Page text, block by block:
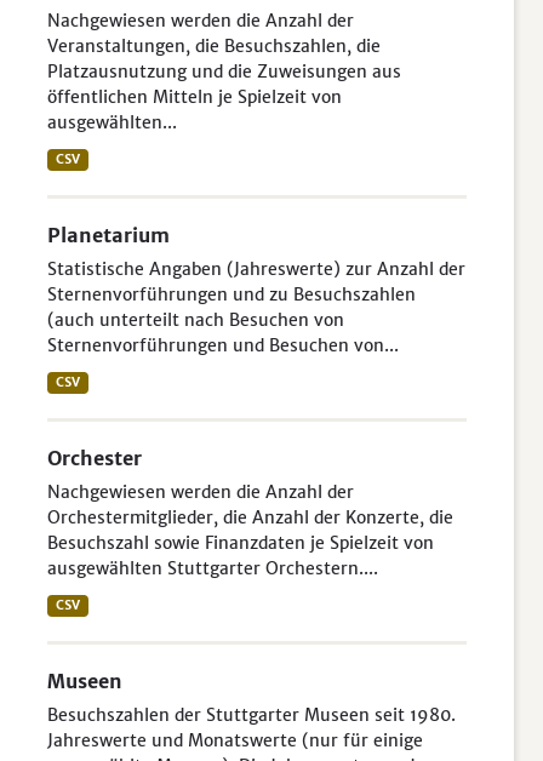
Nachgewiesen werden die Anzahl der
Veranstaltungen, die Besuchszahlen, die
Platzausnutzung und die Zuweisungen aus
öffentlichen Mitteln je Spielzeit von
ausgewählten...
CSV
Planetarium
Statistische Angaben (Jahreswerte) zur Anzahl der
Sternenvorführungen und zu Besuchszahlen
(auch unterteilt nach Besuchen von
Sternenvorführungen und Besuchen von...
CSV
Orchester
Nachgewiesen werden die Anzahl der
Orchestermitglieder, die Anzahl der Konzerte, die
Besuchszahl sowie Finanzdaten je Spielzeit von
ausgewählten Stuttgarter Orchestern....
CSV
Museen
Besuchszahlen der Stuttgarter Museen seit 1980.
Jahreswerte und Monatswerte (nur für einige